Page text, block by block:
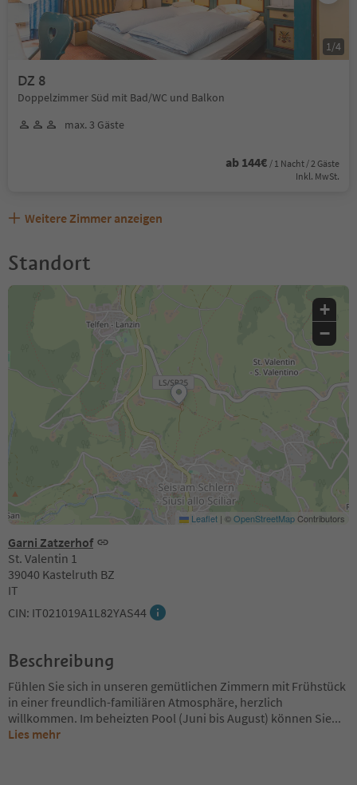
DZ 8
Doppelzimmer Süd mit Bad/WC und Balkon
max. 3 Gäste
ab 144€ / 1 Nacht / 2 Gäste
Inkl. MwSt.
1 /4
Weitere Zimmer anzeigen
Standort
Garni Zatzerhof
St. Valentin 1
39040 Kastelruth BZ
IT
CIN: IT021019A1L82YAS44
+
−
Leaflet | ©OpenStreetMapContributors
Beschreibung
Fühlen Sie sich in unseren gemütlichen Zimmern mit Frühstück
in einer freundlich-familiären Atmosphäre, herzlich
willkommen. Im beheizten Pool (Juni bis August) können Sie...
Lies mehr